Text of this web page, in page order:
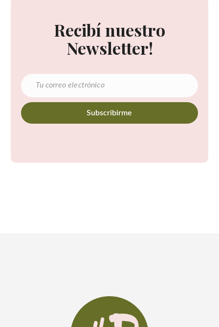
Recibí nuestro
Newsletter!